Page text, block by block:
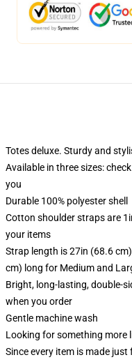
Totes deluxe. Sturdy and
Available in three sizes:
you
Durable 100% polyester shell
Cotton shoulder straps are
your items
Strap length is 27in (68.6
cm) long for Medium and
Bright, long-lasting, double-
when you order
Gentle machine wash
Looking for something more
Since every item is made